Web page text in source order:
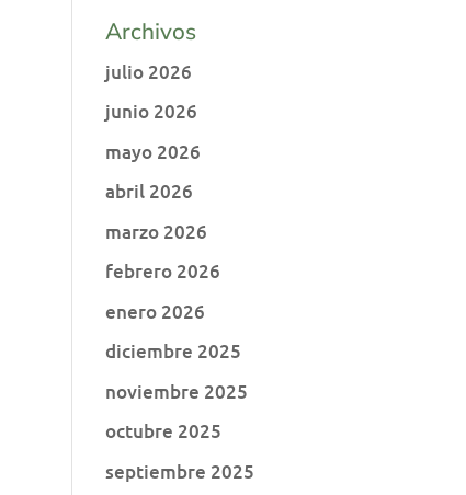
Archivos
julio 2026
junio 2026
mayo 2026
abril 2026
marzo 2026
febrero 2026
enero 2026
diciembre 2025
noviembre 2025
octubre 2025
septiembre 2025